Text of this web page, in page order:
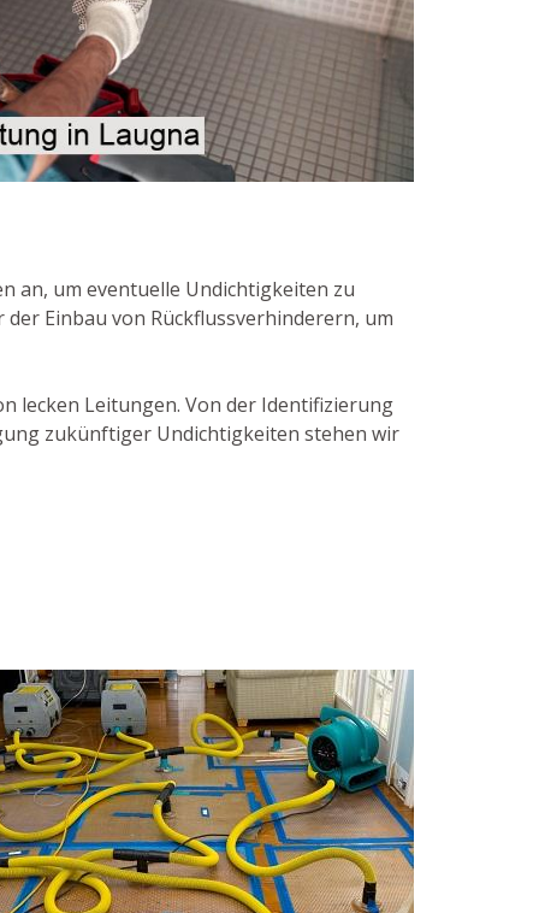
an, um eventuelle Undichtigkeiten zu
Einbau von Rückflussverhinderern, um
lecken Leitungen. Von der Identifizierung
zukünftiger Undichtigkeiten stehen wir